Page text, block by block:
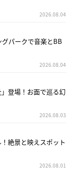
2026.08.04
パークで音楽とBB
2026.08.04
登場！お面で巡る幻
2026.08.03
絶景と映えスポット
2026.08.01